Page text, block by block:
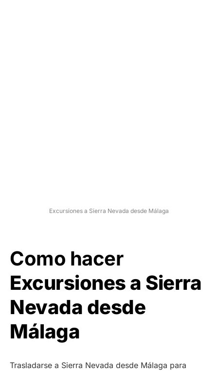
Excursiones a Sierra Nevada desde Málaga
Como hacer
Excursiones a Sierra
Nevada desde
Málaga
Trasladarse a Sierra Nevada desde Málaga para